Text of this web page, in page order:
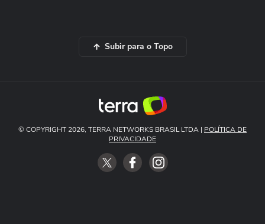
Subir para o Topo
© COPYRIGHT 2026, TERRA NETWORKS BRASIL LTDA | POLÍTICA DE
PRIVACIDADE